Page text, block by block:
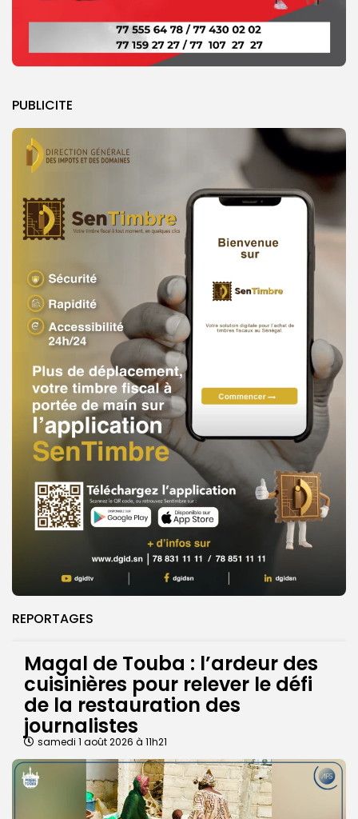
PUBLICITE
REPORTAGES
Magal de Touba : l’ardeur des
cuisinières pour relever le défi
de la restauration des
journalistes
samedi 1 août 2026 à 11h21